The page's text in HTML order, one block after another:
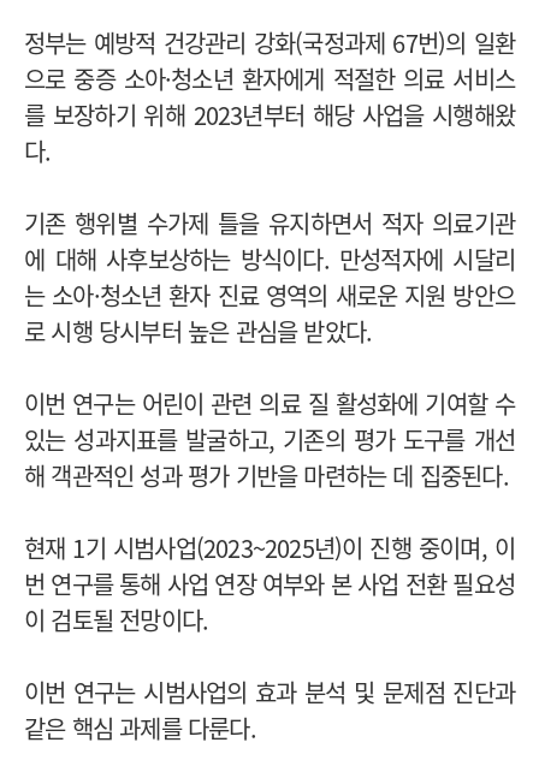
정부는 예방적 건강관리 강화(국정과제 67번)의 일환
으로 중증 소아·청소년 환자에게 적절한 의료 서비스
를 보장하기 위해 2023년부터 해당 사업을 시행해왔
다.
기존 행위별 수가제 틀을 유지하면서 적자 의료기관
에 대해 사후보상하는 방식이다. 만성적자에 시달리
는 소아·청소년 환자 진료 영역의 새로운 지원 방안으
로 시행 당시부터 높은 관심을 받았다.
이번 연구는 어린이 관련 의료 질 활성화에 기여할 수
있는 성과지표를 발굴하고, 기존의 평가 도구를 개선
해 객관적인 성과 평가 기반을 마련하는 데 집중된다.
현재 1기 시범사업(2023~2025년)이 진행 중이며, 이
번 연구를 통해 사업 연장 여부와 본 사업 전환 필요성
이 검토될 전망이다.
이번 연구는 시범사업의 효과 분석 및 문제점 진단과
같은 핵심 과제를 다룬다.